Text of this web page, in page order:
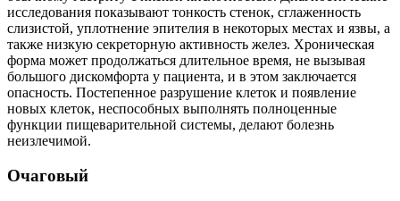
исследования показывают тонкость стенок, сглаженность
слизистой, уплотнение эпителия в некоторых местах и язвы, а
также низкую секреторную активность желез. Хроническая
форма может продолжаться длительное время, не вызывая
большого дискомфорта у пациента, и в этом заключается
опасность. Постепенное разрушение клеток и появление
новых клеток, неспособных выполнять полноценные
функции пищеварительной системы, делают болезнь
неизлечимой.
Очаговый